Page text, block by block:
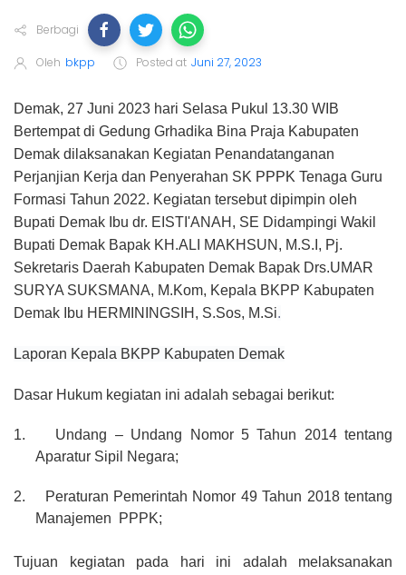
Berbagi
Oleh bkpp Posted at Juni 27, 2023
Demak, 27 Juni 2023 hari Selasa Pukul 13.30 WIB
Bertempat di Gedung Grhadika Bina Praja Kabupaten
Demak dilaksanakan Kegiatan Penandatanganan
Perjanjian Kerja dan Penyerahan SK PPPK Tenaga Guru
Formasi Tahun 2022. Kegiatan tersebut dipimpin oleh
Bupati Demak Ibu dr. EISTI'ANAH, SE Didampingi Wakil
Bupati Demak Bapak KH.ALI MAKHSUN, M.S.I, Pj.
Sekretaris Daerah Kabupaten Demak Bapak Drs.UMAR
SURYA SUKSMANA, M.Kom, Kepala BKPP Kabupaten
Demak Ibu HERMININGSIH, S.Sos, M.Si.
Laporan Kepala BKPP Kabupaten Demak
Dasar Hukum kegiatan ini adalah sebagai berikut:
1.
Undang – Undang Nomor 5 Tahun 2014 tentang
Aparatur Sipil Negara;
2.
Peraturan Pemerintah Nomor 49 Tahun 2018 tentang
Manajemen PPPK;
Tujuan kegiatan pada hari ini adalah melaksanakan